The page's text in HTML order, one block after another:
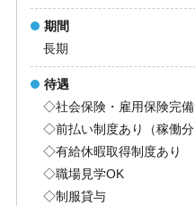
期間
長期
待遇
◇社会保険・雇用保険完備
◇前払い制度あり（稼働分
◇有給休暇取得制度あり
◇職場見学OK
◇制服貸与